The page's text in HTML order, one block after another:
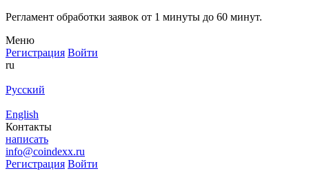
Регламент обработки заявок от 1 минуты до 60 минут.
Меню
Регистрация Войти
ru
Русский
English
Контакты
написать
info@coindexx.ru
Регистрация Войти